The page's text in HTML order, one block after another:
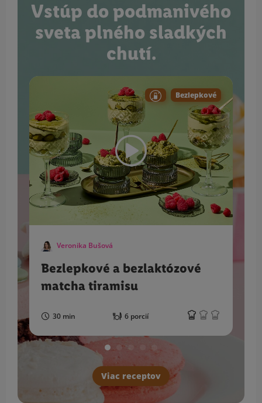
Vstúp do podmanivého
sveta plného sladkých
chutí.
Bezlepkové
Veronika Bušová
Bezlepkové a bezlaktózové
matcha tiramisu
30 min 6 porcií
Viac receptov